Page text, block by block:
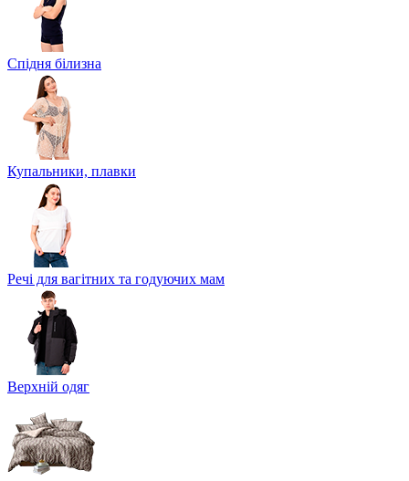
Спідня білизна
Купальники, плавки
Речі для вагітних та годуючих мам
Верхній одяг